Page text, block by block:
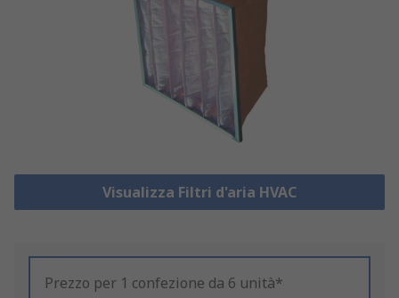
Visualizza Filtri d'aria HVAC
Prezzo per 1 confezione da 6 unità*